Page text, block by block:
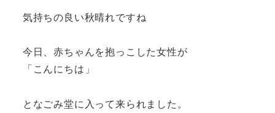
気持ちの良い秋晴れですね
今日、赤ちゃんを抱っこした女性が
「こんにちは」
となごみ堂に入って来られました。